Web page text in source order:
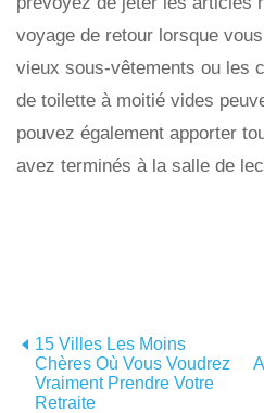
voyage de retour lorsque
vieux sous-vêtements ou les
de toilette à moitié vides
pouvez également apporter
avez terminés à la salle de
15 Villes Les Moins
Chères Où Vous Voudrez
Vraiment Prendre Votre
Retraite